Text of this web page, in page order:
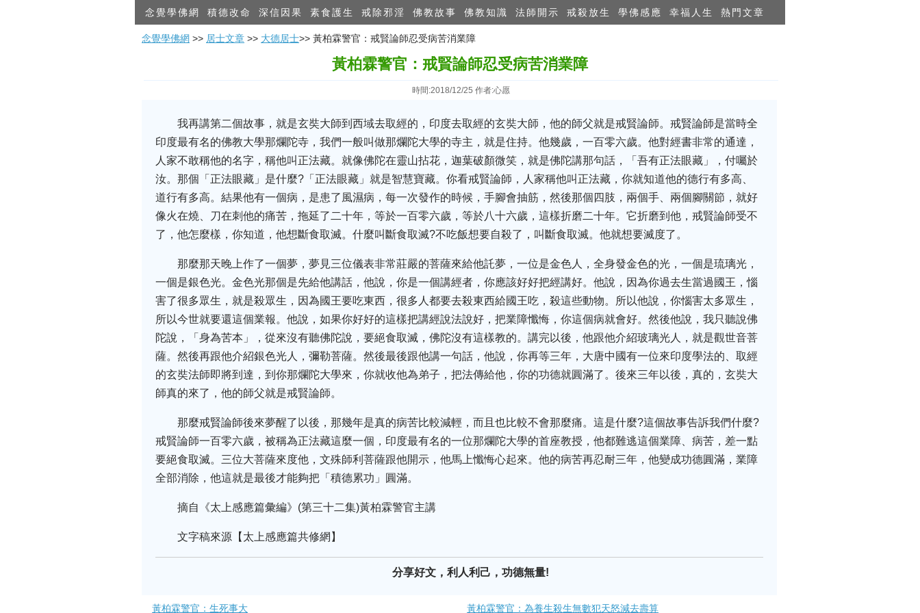
念覺學佛網 積德改命 深信因果 素食護生 戒除邪淫 佛教故事 佛教知識 法師開示 戒殺放生 學佛感應 幸福人生 熱門文章
念覺學佛網 >> 居士文章 >> 大德居士>> 黃柏霖警官：戒賢論師忍受病苦消業障
黃柏霖警官：戒賢論師忍受病苦消業障
時間:2018/12/25 作者:心愿
我再講第二個故事，就是玄奘大師到西域去取經的，印度去取經的玄奘大師，他的師父就是戒賢論師。戒賢論師是當時全
印度最有名的佛教大學那爛陀寺，我們一般叫做那爛陀大學的寺主，就是住持。他幾歲，一百零六歲。他對經書非常的通達，
人家不敢稱他的名字，稱他叫正法藏。就像佛陀在靈山拈花，迦葉破顏微笑，就是佛陀講那句話，「吾有正法眼藏」，付囑於
汝。那個「正法眼藏」是什麼?「正法眼藏」就是智慧寶藏。你看戒賢論師，人家稱他叫正法藏，你就知道他的德行有多高、
道行有多高。結果他有一個病，是患了風濕病，每一次發作的時候，手腳會抽筋，然後那個四肢，兩個手、兩個腳關節，就好
像火在燒、刀在刺他的痛苦，拖延了二十年，等於一百零六歲，等於八十六歲，這樣折磨二十年。它折磨到他，戒賢論師受不
了，他怎麼樣，你知道，他想斷食取滅。什麼叫斷食取滅?不吃飯想要自殺了，叫斷食取滅。他就想要滅度了。
那麼那天晚上作了一個夢，夢見三位儀表非常莊嚴的菩薩來給他託夢，一位是金色人，全身發金色的光，一個是琉璃光，
一個是銀色光。金色光那個是先給他講話，他說，你是一個講經者，你應該好好把經講好。他說，因為你過去生當過國王，惱
害了很多眾生，就是殺眾生，因為國王要吃東西，很多人都要去殺東西給國王吃，殺這些動物。所以他說，你惱害太多眾生，
所以今世就要還這個業報。他說，如果你好好的這樣把講經說法說好，把業障懺悔，你這個病就會好。然後他說，我只聽說佛
陀說，「身為苦本」，從來沒有聽佛陀說，要絕食取滅，佛陀沒有這樣教的。講完以後，他跟他介紹玻璃光人，就是觀世音菩
薩。然後再跟他介紹銀色光人，彌勒菩薩。然後最後跟他講一句話，他說，你再等三年，大唐中國有一位來印度學法的、取經
的玄奘法師即將到達，到你那爛陀大學來，你就收他為弟子，把法傳給他，你的功德就圓滿了。後來三年以後，真的，玄奘大
師真的來了，他的師父就是戒賢論師。
那麼戒賢論師後來夢醒了以後，那幾年是真的病苦比較減輕，而且也比較不會那麼痛。這是什麼?這個故事告訴我們什麼?
戒賢論師一百零六歲，被稱為正法藏這麼一個，印度最有名的一位那爛陀大學的首座教授，他都難逃這個業障、病苦，差一點
要絕食取滅。三位大菩薩來度他，文殊師利菩薩跟他開示，他馬上懺悔心起來。他的病苦再忍耐三年，他變成功德圓滿，業障
全部消除，他這就是最後才能夠把「積德累功」圓滿。
摘自《太上感應篇彙編》(第三十二集)黃柏霖警官主講
文字稿來源【太上感應篇共修網】
分享好文，利人利己，功德無量!
黃柏霖警官：生死事大 黃柏霖警官：為養生殺生無數犯天怒減去壽算